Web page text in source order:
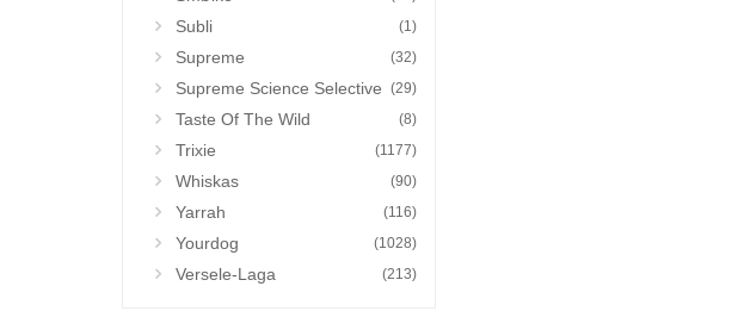
Subli (1)
Supreme (32)
Supreme Science Selective (29)
Taste Of The Wild (8)
Trixie (1177)
Whiskas (90)
Yarrah (116)
Yourdog (1028)
Versele-Laga (213)